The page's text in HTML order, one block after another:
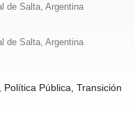
de Salta, Argentina
de Salta, Argentina
Pública, Transición